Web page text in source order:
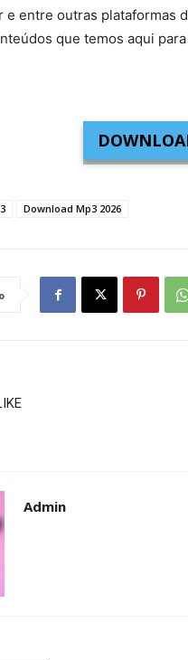
e entre outras plataformas
que temos aqui
Download Mp3 2026
Admin